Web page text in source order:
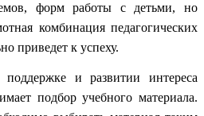
форм работы с детьми, но
комбинация педагогических
приведет к успеху.
и развитии интереса
подбор учебного материала.